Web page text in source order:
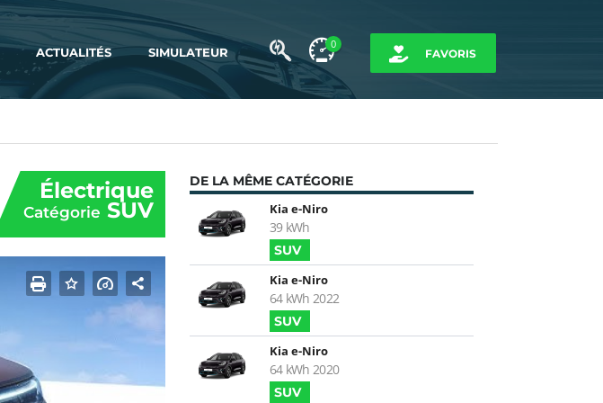
FAVORIS
0
ACTUALITÉS SIMULATEUR
Électrique
Catégorie SUV
DE LA MÊME CATÉGORIE
Kia e-Niro
39 kWh
SUV
Kia e-Niro
64 kWh 2022
SUV
Kia e-Niro
64 kWh 2020
SUV